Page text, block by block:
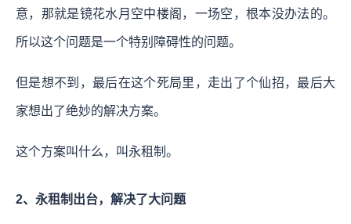
意，那就是镜花水月空中楼阁，一场空，根本没办法的。
所以这个问题是一个特别障碍性的问题。
但是想不到，最后在这个死局里，走出了个仙招，最后大
家想出了绝妙的解决方案。
这个方案叫什么，叫永租制。
2、永租制出台，解决了大问题